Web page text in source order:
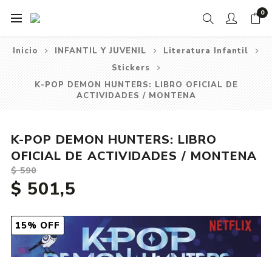
0
Inicio INFANTIL Y JUVENIL
Literatura Infantil
Stickers
K-POP DEMON HUNTERS: LIBRO OFICIAL DE
ACTIVIDADES / MONTENA
15% OFF
K-POP DEMON HUNTERS: LIBRO
OFICIAL DE ACTIVIDADES / MONTENA
$ 590
$ 501,5